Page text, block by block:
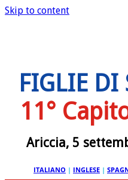
Skip to content
FIGLIE DI
11°
Ariccia, 5
ITALIANO | INGLESE |